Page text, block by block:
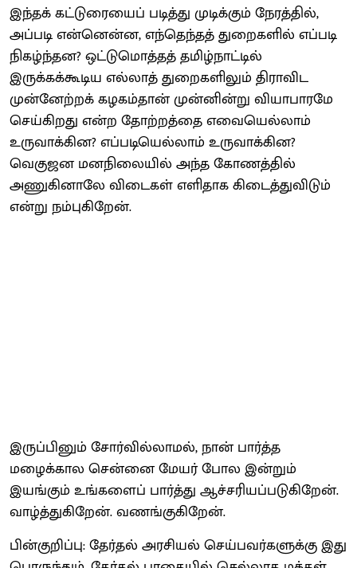
இந்தக் கட்டுரையைப் படித்து முடிக்கும் நேரத்தில்,
அப்படி என்னென்ன, எந்தெந்தத் துறைகளில் எப்படி
நிகழ்ந்தன? ஒட்டுமொத்தத் தமிழ்நாட்டில்
இருக்கக்கூடிய எல்லாத் துறைகளிலும் திராவிட
முன்னேற்றக் கழகம்தான் முன்னின்று வியாபாரமே
செய்கிறது என்ற தோற்றத்தை எவையெல்லாம்
உருவாக்கின? எப்படியெல்லாம் உருவாக்கின?
வெகுஜன மனநிலையில் அந்த கோணத்தில்
அணுகினாலே விடைகள் எளிதாக கிடைத்துவிடும்
என்று நம்புகிறேன்.
இருப்பினும் சோர்வில்லாமல், நான் பார்த்த
மழைக்கால சென்னை மேயர் போல இன்றும்
இயங்கும் உங்களைப் பார்த்து ஆச்சரியப்படுகிறேன்.
வாழ்த்துகிறேன். வணங்குகிறேன்.
பின்குறிப்பு: தேர்தல் அரசியல் செய்பவர்களுக்கு இது